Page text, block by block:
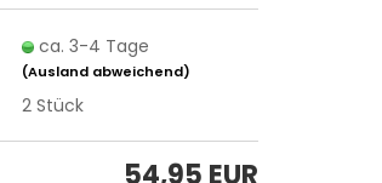
ca. 3-4 Tage
(Ausland abweichend)
2 Stück
54,95 EUR